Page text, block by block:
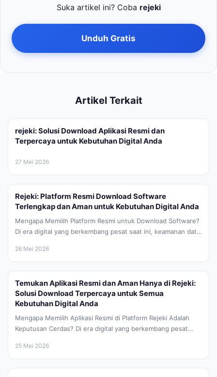
Suka artikel ini? Coba rejeki
Unduh Gratis
Artikel Terkait
rejeki: Solusi Download Aplikasi Resmi dan
Terpercaya untuk Kebutuhan Digital Anda
27 Mei 2026
Rejeki: Platform Resmi Download Software
Terlengkap dan Aman untuk Kebutuhan Digital Anda
Mengapa Memilih Platform Resmi untuk Download Software?
Di era digital yang berkembang pesat saat ini, keamanan data
26 Mei 2026
Temukan Aplikasi Resmi dan Aman Hanya di Rejeki:
Solusi Download Terpercaya untuk Semua
Kebutuhan Digital Anda
Mengapa Memilih Aplikasi Resmi di Platform Rejeki Adalah
Keputusan Cerdas? Di era digital yang berkembang pesat
25 Mei 2026